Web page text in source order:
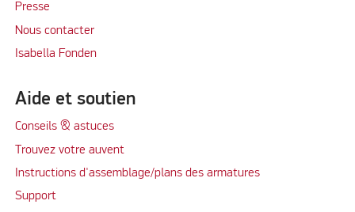
Presse
Nous contacter
Isabella Fonden
Aide et soutien
Conseils & astuces
Trouvez votre auvent
Instructions d'assemblage/plans des armatures
Support